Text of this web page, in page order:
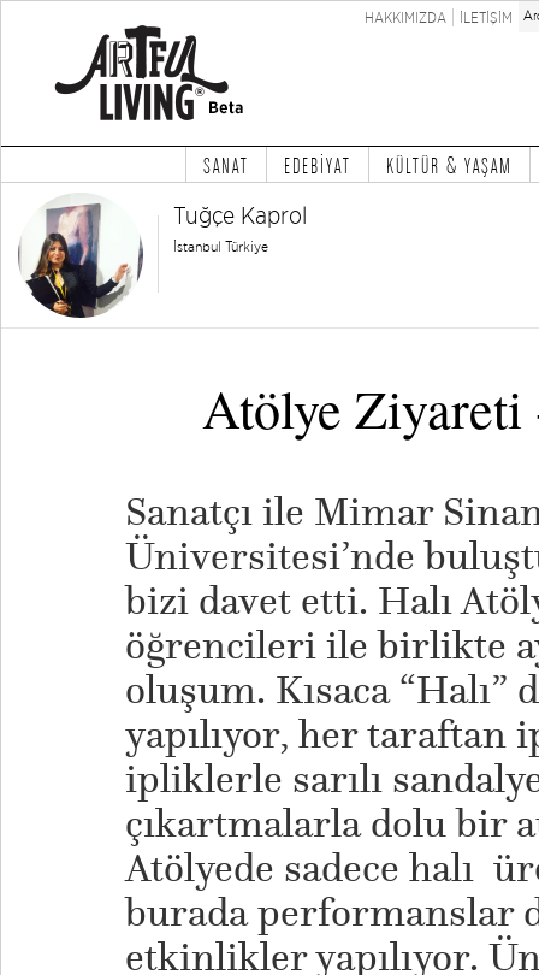
HAKKIMIZDA İLETİŞİM
SANAT EDEBİYAT KÜLTÜR & YAŞAM
Tuğçe Kaprol
İstanbul Türkiye
Atölye
Sanatçı ile Mimar
Üniversitesi’nde
bizi davet etti. Halı
öğrencileri ile birlikte
oluşum. Kısaca
yapılıyor, her taraftan
ipliklerle sarılı
çıkartmalarla dolu bir
Atölyede sadece halı
burada performanslar
etkinlikler yapılıyor.